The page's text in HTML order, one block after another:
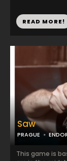
READ MORE!
Saw
PRAGUE
This game is